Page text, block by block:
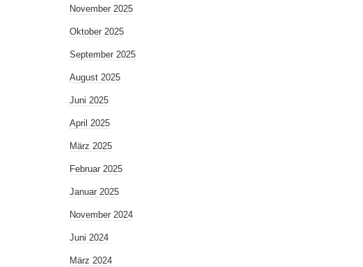
November 2025
Oktober 2025
September 2025
August 2025
Juni 2025
April 2025
März 2025
Februar 2025
Januar 2025
November 2024
Juni 2024
März 2024